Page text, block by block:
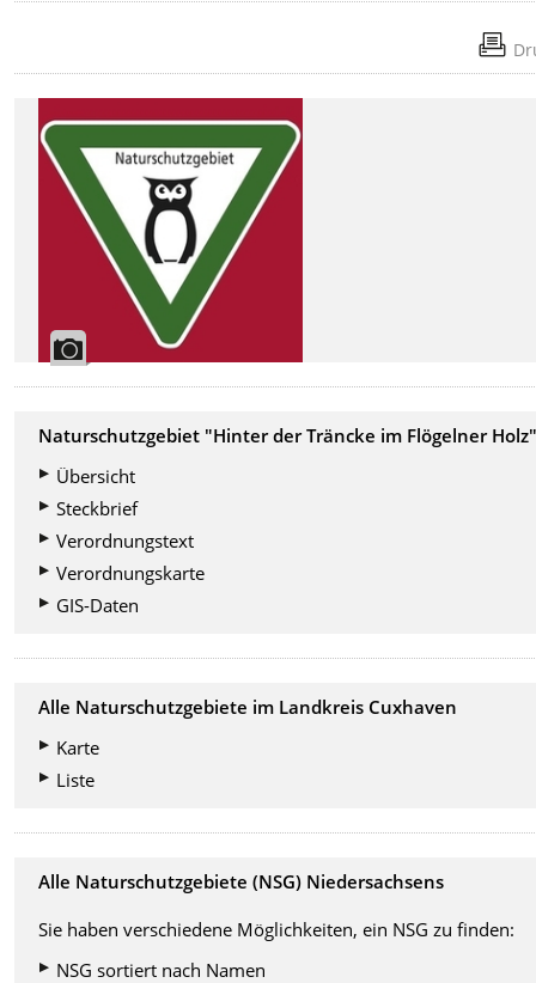
Naturschutzgebiet "Hinter der Träncke im Flögelner
Übersicht
Steckbrief
Verordnungstext
Verordnungskarte
GIS-Daten
Alle Naturschutzgebiete im Landkreis Cuxhaven
Karte
Liste
Alle Naturschutzgebiete (NSG) Niedersachsens
Sie haben verschiedene Möglichkeiten, ein NSG zu finden:
NSG sortiert nach Namen